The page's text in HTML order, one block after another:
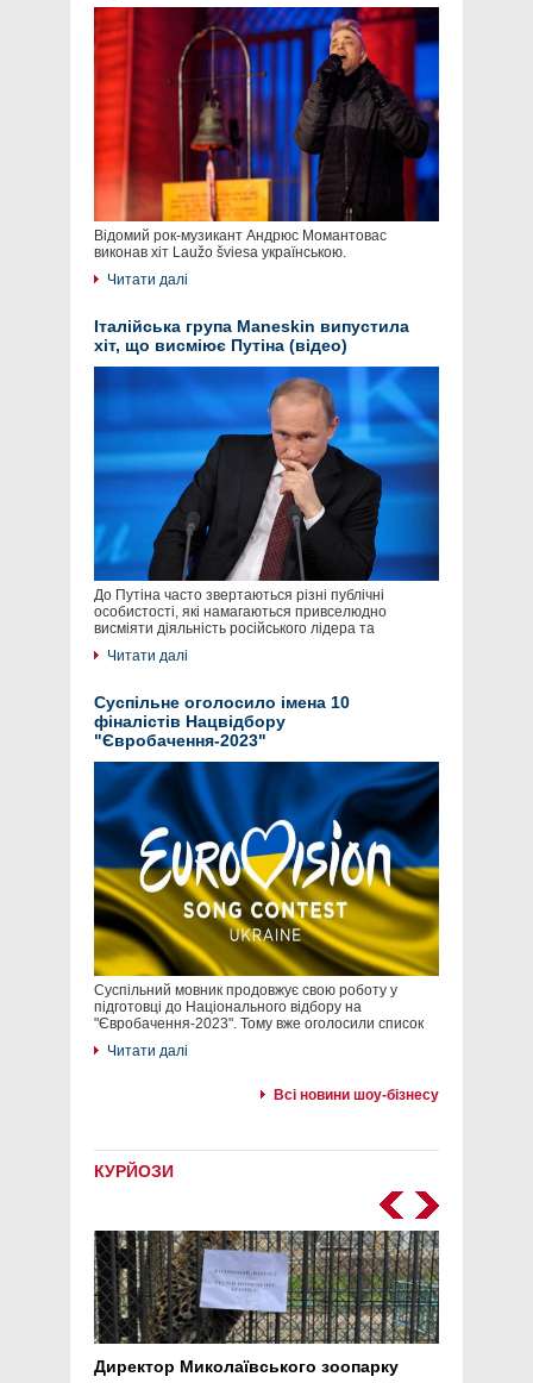
Відомий рок-музикант Андрюс Момантовас
виконав хіт Laužo šviesa українською.
Читати далі
Італійська група Maneskin випустила
хіт, що висміює Путіна (відео)
До Путіна часто звертаються різні публічні
особистості, які намагаються привселюдно
висміяти діяльність російського лідера та
Читати далі
Суспільне оголосило імена 10
фіналістів Нацвідбору
"Євробачення-2023"
Суспільний мовник продовжує свою роботу у
підготовці до Національного відбору на
"Євробачення-2023". Тому вже оголосили список
Читати далі
Всі новини шоу-бізнесу
КУРЙОЗИ
Директор Миколаївського зоопарку